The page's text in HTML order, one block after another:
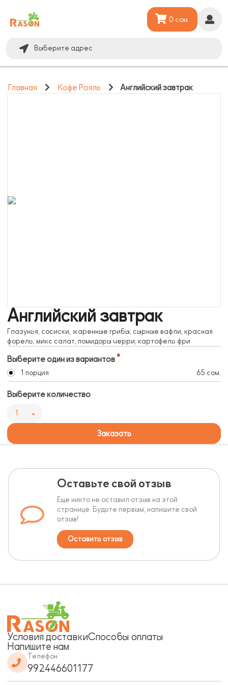
Выберите адрес
0 сом.
Главная Кофе Рояль Английский завтрак
Английский завтрак
Глазунья, сосиски, жаренные грибы, сырные вафли, красная
форель, микс салат, помидоры черри, картофель фри
Выберите один из вариантов
1 порция 65 сом.
Выберите количество
1
Заказать
Оставьте свой отзыв
Еще никто не оставил отзыв на этой
странице. Будьте первым, напишите свой
отзыв!
Оставить отзыв
Условия доставкиСпособы оплаты
Напишите нам
Телефон
992446601177